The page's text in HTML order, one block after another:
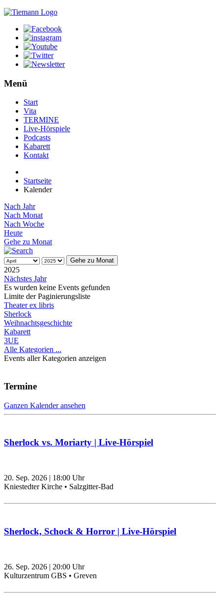
Menü
Start
Vita
TERMINE
Live-Hörspiele
Podcasts
Kabarett
Kontakt
Startseite
Kalender
Nach Jahr
Nach Monat
Nach Woche
Heute
Gehe zu Monat
Gehe zu Monat
2025
Nächstes Jahr
Es wurden keine Events gefunden
Limite der Paginierungsliste
Theater ex libris
Sherlock
Weihnachtsgeschichte
Kabarett
3UE
Alle Kategorien ...
Events aller Kategorien anzeigen
Termine
Ganzen Kalender ansehen
Sherlock vs. Moriarty | Live-Hörspiel
20. Sep. 2026 | 18:00 Uhr
Kniestedter Kirche • Salzgitter-Bad
Sherlock, Schock & Horror | Live-Hörspiel
26. Sep. 2026 | 20:00 Uhr
Kulturzentrum GBS • Greven